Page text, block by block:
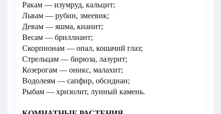
Ракам — изумруд, кальцит;
Львам — рубин, змеевик;
Девам — яшма, кианит;
Весам — бриллиант;
Скорпионам — опал, кошачий глаз;
Стрельцам — бирюза, лазурит;
Козерогам — оникс, малахит;
Водолеям — сапфир, обсидиан;
Рыбам — хризолит, лунный камень.